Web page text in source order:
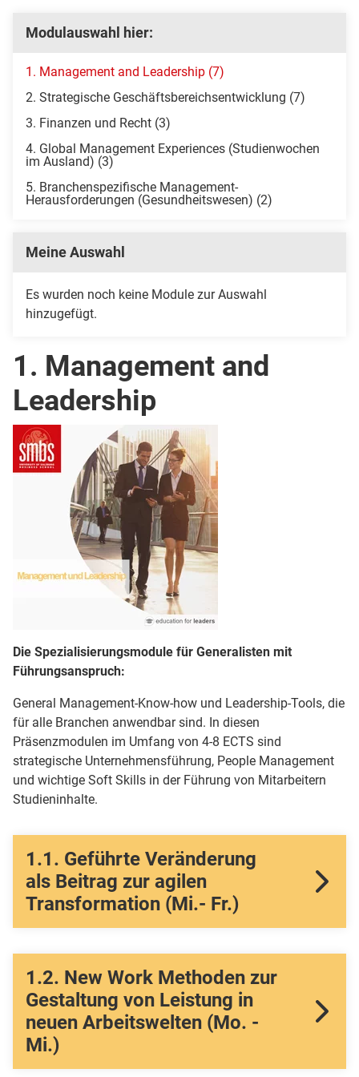
Modulauswahl hier:
1. Management and Leadership (7)
2. Strategische Geschäftsbereichsentwicklung (7)
3. Finanzen und Recht (3)
4. Global Management Experiences (Studienwochen
im Ausland) (3)
5. Branchenspezifische Management-
Herausforderungen (Gesundheitswesen) (2)
Meine Auswahl
Es wurden noch keine Module zur Auswahl
hinzugefügt.
1. Management and
Leadership
Die Spezialisierungsmodule für Generalisten mit
Führungsanspruch:
General Management-Know-how und Leadership-Tools, die
für alle Branchen anwendbar sind. In diesen
Präsenzmodulen im Umfang von 4-8 ECTS sind
strategische Unternehmensführung, People Management
und wichtige Soft Skills in der Führung von Mitarbeitern
Studieninhalte.
1.1. Geführte Veränderung
als Beitrag zur agilen
Transformation (Mi.- Fr.)
ECTS:4Punkte
Dauer:3 Tage
Standort:SMBS Salzburg
Zeitraum:13.01.2027bis15.01.2027
1.2. New Work Methoden zur
Gestaltung von Leistung in
neuen Arbeitswelten (Mo. -
Mi.)